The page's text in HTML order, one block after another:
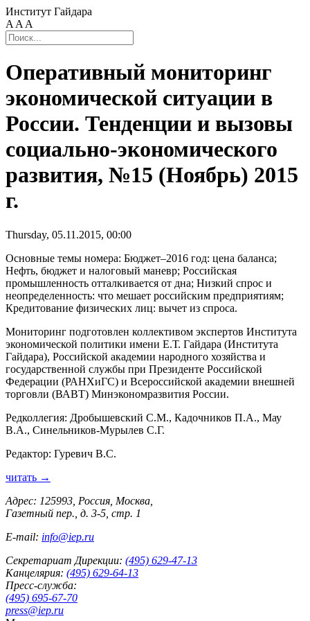
Институт Гайдара
A A A
Оперативный мониторинг
экономической ситуации в
России. Тенденции и вызовы
социально-экономического
развития, №15 (Ноябрь) 2015
г.
Thursday, 05.11.2015, 00:00
Основные темы номера: Бюджет–2016 год: цена баланса;
Нефть, бюджет и налоговый маневр; Российская
промышленность отталкивается от дна; Низкий спрос и
неопределенность: что мешает российским предприятиям;
Кредитование физических лиц: вычет из спроса.
Мониторинг подготовлен коллективом экспертов Института
экономической политики имени Е.Т. Гайдара (Института
Гайдара), Российской академии народного хозяйства и
государственной службы при Президенте Российской
Федерации (РАНХиГС) и Всероссийской академии внешней
торговли (ВАВТ) Минэкономразвития России.
Редколлегия: Дробышевский С.М., Кадочников П.А., Мау
В.А., Синельников-Мурылев С.Г.
Редактор: Гуревич В.С.
читать →
Адрес: 125993, Россия, Москва,
Газетный пер., д. 3-5, стр. 1
E-mail: info@iep.ru
Секретариат Дирекции: (495) 629-47-13
Канцелярия: (495) 629-64-13
Пресс-служба:
(495) 695-67-70
press@iep.ru